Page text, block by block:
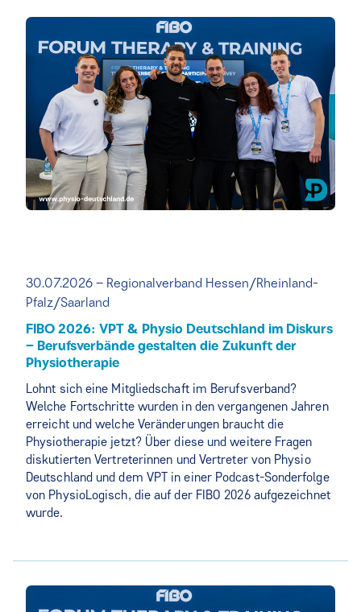
30.07.2026 – Regionalverband Hessen/Rheinland-
Pfalz/Saarland
FIBO 2026: VPT & Physio Deutschland im Diskurs
– Berufsverbände gestalten die Zukunft der
Physiotherapie
Lohnt sich eine Mitgliedschaft im Berufsverband?
Welche Fortschritte wurden in den vergangenen Jahren
erreicht und welche Veränderungen braucht die
Physiotherapie jetzt? Über diese und weitere Fragen
diskutierten Vertreterinnen und Vertreter von Physio
Deutschland und dem VPT in einer Podcast-Sonderfolge
von PhysioLogisch, die auf der FIBO 2026 aufgezeichnet
wurde.